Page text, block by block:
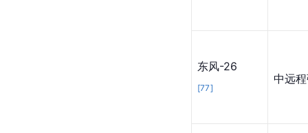
东风-26
[77]
中远